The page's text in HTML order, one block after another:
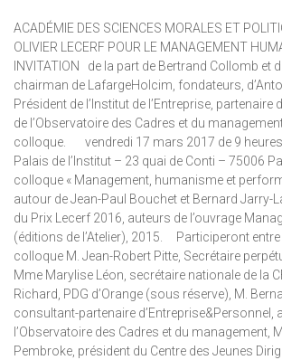
ACADÉMIE DES SCIENCES MORALES ET
OLIVIER LECERF POUR LE MANAGEMENT
INVITATION de la part de Bertrand Collomb et
chairman de LafargeHolcim, fondateurs,
Président de l’Institut de l’Entreprise, partenaire
de l’Observatoire des Cadres et du
colloque. vendredi 17 mars 2017 de 9 heures
Palais de l’Institut – 23 quai de Conti – 75006
colloque « Management, humanisme et
autour de Jean-Paul Bouchet et Bernard Jarry-
du Prix Lecerf 2016, auteurs de l’ouvrage
(éditions de l’Atelier), 2015. Participeront
colloque M. Jean-Robert Pitte, Secrétaire
Mme Marylise Léon, secrétaire nationale de la
Richard, PDG d’Orange (sous réserve), M.
consultant-partenaire d’Entreprise&Personnel,
l’Observatoire des Cadres et du management,
Pembroke, président du Centre des Jeunes